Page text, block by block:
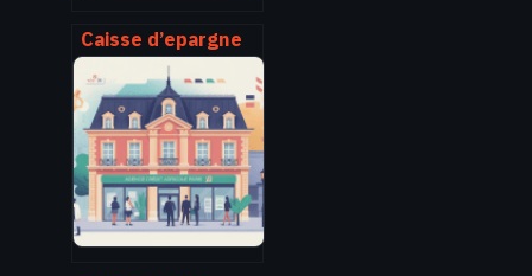
Caisse d’epargne
paris 17 : agences,
horaires, services
et contacts